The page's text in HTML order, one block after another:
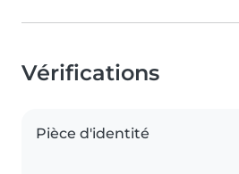
Vérifications
Pièce d'identité